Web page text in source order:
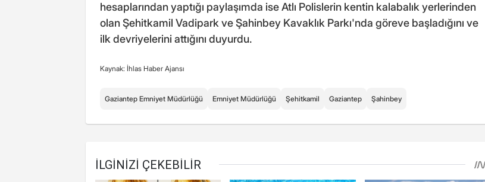
hesaplarından yaptığı paylaşımda ise Atlı Polislerin kentin kalabalık yerlerinden
olan Şehitkamil Vadipark ve Şahinbey Kavaklık Parkı'nda göreve başladığını ve
ilk devriyelerini attığını duyurdu.
Kaynak: İhlas Haber Ajansı
Gaziantep Emniyet Müdürlüğü Emniyet Müdürlüğü Şehitkamil Gaziantep Şahinbey